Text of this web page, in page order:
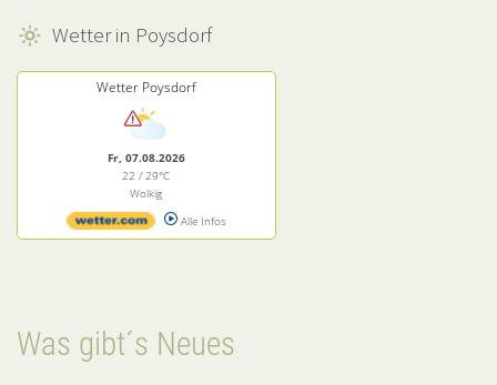
Wetter in Poysdorf
Wetter Poysdorf
Fr, 07.08.2026
22 / 29°C
Wolkig
Alle Infos
Was gibt´s Neues